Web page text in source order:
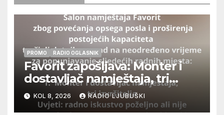
PROMO RADIO OGLASNIK
Favorit zapošljava: Monter i
dostavljač namještaja, tri
izvršitelja
KOL 8, 2026 RADIO LJUBUŠKI